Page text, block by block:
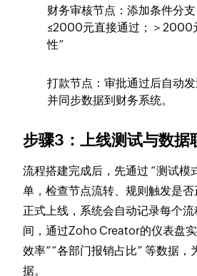
财务审核节点：添加条件分
≤2000元直接通过；＞2000
性”
打款节点：审批通过后自动发
并同步数据到财务系统。​
步骤3：上线测试与数据
流程搭建完成后，先通过 “测试模
单，检查节点流转、规则触发是
正式上线，系统会自动记录每个
间，通过Zoho Creator的仪表盘
效率”“各部门报销占比” 等数据，
据。​